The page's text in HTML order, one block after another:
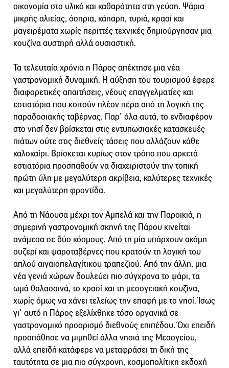
οικονομία στο υλικό και καθαρότητα στη γεύση. Ψάρια
μικρής αλιείας, όσπρια, κάπαρη, τυριά, κρασί και
μαγειρέματα χωρίς περιττές τεχνικές δημιούργησαν μια
κουζίνα αυστηρή αλλά ουσιαστική.
Τα τελευταία χρόνια η Πάρος απέκτησε μια νέα
γαστρονομική δυναμική. Η αύξηση του τουρισμού έφερε
διαφορετικές απαιτήσεις, νέους επαγγελματίες και
εστιατόρια που κοιτούν πλέον πέρα από τη λογική της
παραδοσιακής ταβέρνας. Παρ’ όλα αυτά, το ενδιαφέρον
στο νησί δεν βρίσκεται στις εντυπωσιακές κατασκευές
πιάτων ούτε στις διεθνείς τάσεις που αλλάζουν κάθε
καλοκαίρι. Βρίσκεται κυρίως στον τρόπο που αρκετά
εστιατόρια προσπαθούν να διαχειριστούν την τοπική
πρώτη ύλη με μεγαλύτερη ακρίβεια, καλύτερες τεχνικές
και μεγαλύτερη φροντίδα.
Από τη Νάουσα μέχρι τον Αμπελά και την Παροικιά, η
σημερινή γαστρονομική σκηνή της Πάρου κινείται
ανάμεσα σε δύο κόσμους. Από τη μία υπάρχουν ακόμη
ουζερί και ψαροταβέρνες που κρατούν τη λογική του
απλού αιγαιοπελαγίτικου τραπεζιού. Από την άλλη, μια
νέα γενιά χώρων δουλεύει πιο σύγχρονα το ψάρι, τα
ωμά θαλασσινά, το κρασί και τη μεσογειακή κουζίνα,
χωρίς όμως να χάνει τελείως την επαφή με το νησί. Ίσως
γι’ αυτό η Πάρος εξελίχθηκε τόσο οργανικά σε
γαστρονομικό προορισμό διεθνούς επιπέδου. Όχι επειδή
προσπάθησε να μιμηθεί άλλα νησιά της Μεσογείου,
αλλά επειδή κατάφερε να μεταφράσει τη δική της
ταυτότητα σε μια πιο σύγχρονη, κοσμοπολίτικη εκδοχή